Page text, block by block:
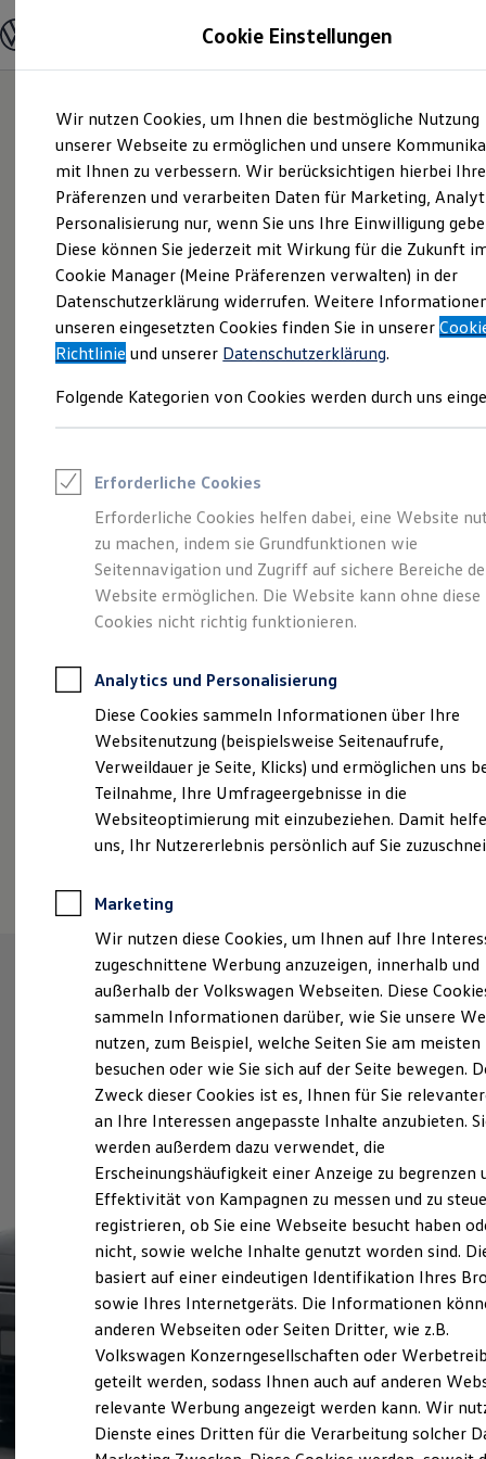
Hauptinhalt
springen
Footer
springen
Modelle und Konfigurator
Modelle vergleichen
Elektroautos
ENERGY Sondermodelle
Nutzfahrzeuge
SUV und CUV
Familienautos
Kombis
Kompaktwagen
Sportwagen
Schnell verfügbare Fahrzeuge
Angebote und Produkte
Aktuelle Angebote
E-Auto-Förderung
Volkswagen Marktplatz
Junge Gebrauchtwagen und Gebrauchtwagen
Saisonangebote
Leasing
Leasing-Angebote
Gebrauchtwagen Leasing
Junge Gebrauchtwagen-Leasing
Elektroauto Leasing
Kleinwagen-Leasing
Leasing ohne Anzahlung
Autokredit mit Schlussrate
Versicherungen und Garantien
Kfz-Versicherung
Restschuldversicherungen
Garantien
Wartungsverträge
Geschäftskunden
Professional Class bei Volkswagen
Großkunden
Behörden
Anpfiff zum Gewinn
Elektroautos
ID. Tutorials
Elektrofahrzeugkonzepte
Reichweite
Reichweite der ID. Modelle
Reichweite im Winter
Laden
Laden unterwegs
Laden Zuhause
Ladezeitensimulator
Batterie
Sicherheit
Garantie und Lebensdauer
Nachhaltigkeit
Technologie
Kosten und Kauf
Verbrauchskosten
Kaufoptionen
E-Auto-Förderung
Software und Konnektivität
Die ID. Software 6
ID. Software Versionen und Updates
Digitale Extras
Schnittstellen zu Ihrem ID.
Größer. Entspannter.
Reichweiter. Der ID.7.
Cookie Einstellungen
Wir nutzen Cookies, um Ihnen die bestmögliche Nutzung
unserer Webseite zu ermöglichen und unsere
mit Ihnen zu verbessern. Wir berücksichtigen hierbei Ihre
Präferenzen und verarbeiten Daten für Marketing,
Personalisierung nur, wenn Sie uns Ihre Einwilligung
Diese können Sie jederzeit mit Wirkung für die Zukunft
Cookie Manager (Meine Präferenzen verwalten) in der
Datenschutzerklärung widerrufen. Weitere
unseren eingesetzten Cookies finden Sie in unserer
Richtlinie und unserer Datenschutzerklärung.
Folgende Kategorien von Cookies werden durch uns
Erforderliche Cookies
Erforderliche Cookies helfen dabei, eine Website
zu machen, indem sie Grundfunktionen wie
Seitennavigation und Zugriff auf sichere Bereiche
Website ermöglichen. Die Website kann ohne diese
Cookies nicht richtig funktionieren.
Analytics und Personalisierung
Diese Cookies sammeln Informationen über Ihre
Websitenutzung (beispielsweise Seitenaufrufe,
Verweildauer je Seite, Klicks) und ermöglichen uns
Teilnahme, Ihre Umfrageergebnisse in die
Websiteoptimierung mit einzubeziehen. Damit
uns, Ihr Nutzererlebnis persönlich auf Sie
Marketing
Wir nutzen diese Cookies, um Ihnen auf Ihre
zugeschnittene Werbung anzuzeigen, innerhalb und
außerhalb der Volkswagen Webseiten. Diese
sammeln Informationen darüber, wie Sie unsere
nutzen, zum Beispiel, welche Seiten Sie am meisten
besuchen oder wie Sie sich auf der Seite bewegen.
Zweck dieser Cookies ist es, Ihnen für Sie
an Ihre Interessen angepasste Inhalte anzubieten.
werden außerdem dazu verwendet, die
Erscheinungshäufigkeit einer Anzeige zu begrenzen
Effektivität von Kampagnen zu messen und zu
registrieren, ob Sie eine Webseite besucht haben
nicht, sowie welche Inhalte genutzt worden sind.
basiert auf einer eindeutigen Identifikation Ihres
sowie Ihres Internetgeräts. Die Informationen
anderen Webseiten oder Seiten Dritter, wie z.B.
Volkswagen Konzerngesellschaften oder
geteilt werden, sodass Ihnen auch auf anderen
relevante Werbung angezeigt werden kann. Wir
Dienste eines Dritten für die Verarbeitung solcher